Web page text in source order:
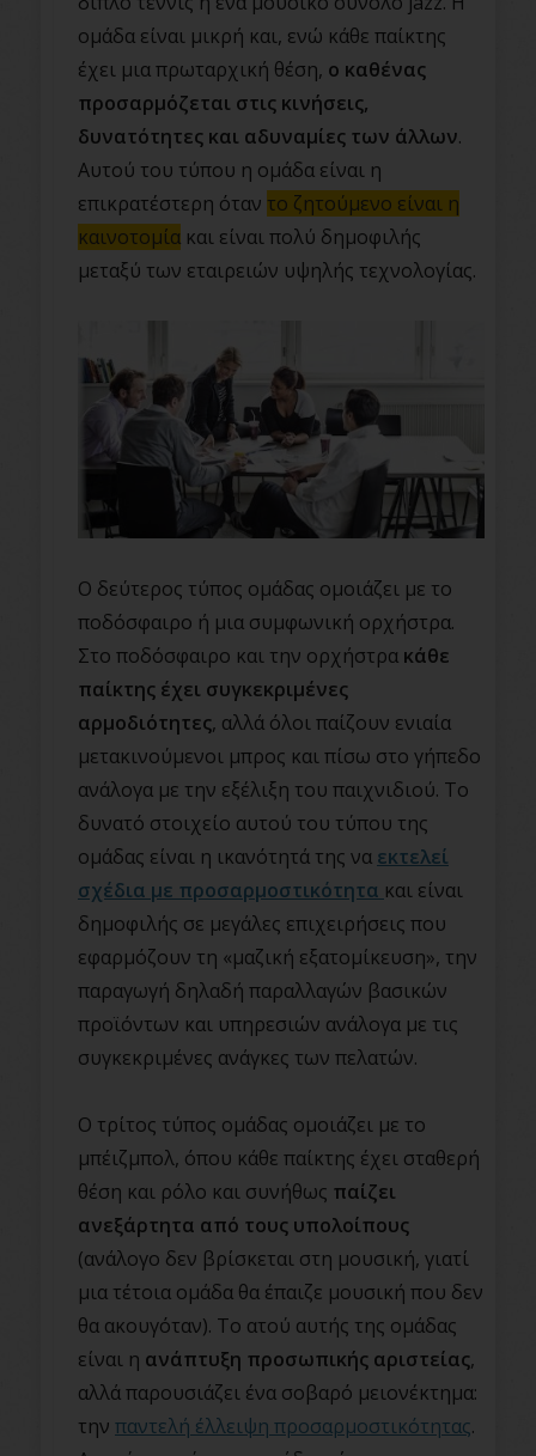
ομάδα είναι μικρή και, ενώ κάθε παίκτης
έχει μια πρωταρχική θέση, ο καθένας
προσαρμόζεται στις κινήσεις,
δυνατότητες και αδυναμίες των άλλων.
Αυτού του τύπου η ομάδα είναι η
επικρατέστερη όταν το ζητούμενο είναι η
καινοτομία και είναι πολύ δημοφιλής
μεταξύ των εταιρειών υψηλής τεχνολογίας.
Ο δεύτερος τύπος ομάδας ομοιάζει με το
ποδόσφαιρο ή μια συμφωνική ορχήστρα.
Στο ποδόσφαιρο και την ορχήστρα κάθε
παίκτης έχει συγκεκριμένες
αρμοδιότητες, αλλά όλοι παίζουν ενιαία
μετακινούμενοι μπρος και πίσω στο γήπεδο
ανάλογα με την εξέλιξη του παιχνιδιού. Το
δυνατό στοιχείο αυτού του τύπου της
ομάδας είναι η ικανότητά της να εκτελεί
σχέδια με προσαρμοστικότητα και είναι
δημοφιλής σε μεγάλες επιχειρήσεις που
εφαρμόζουν τη «μαζική εξατομίκευση», την
παραγωγή δηλαδή παραλλαγών βασικών
προϊόντων και υπηρεσιών ανάλογα με τις
συγκεκριμένες ανάγκες των πελατών.
Ο τρίτος τύπος ομάδας ομοιάζει με το
μπέιζμπολ, όπου κάθε παίκτης έχει σταθερή
θέση και ρόλο και συνήθως παίζει
ανεξάρτητα από τους υπολοίπους
(ανάλογο δεν βρίσκεται στη μουσική, γιατί
μια τέτοια ομάδα θα έπαιζε μουσική που δεν
θα ακουγόταν). Το ατού αυτής της ομάδας
είναι η ανάπτυξη προσωπικής αριστείας,
αλλά παρουσιάζει ένα σοβαρό μειονέκτημα:
την παντελή έλλειψη προσαρμοστικότητας.